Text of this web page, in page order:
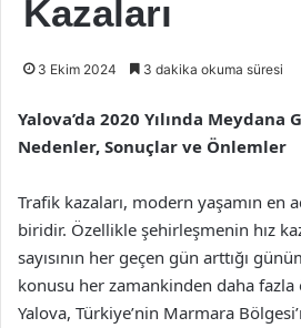
Kazaları
3 Ekim 2024 3 dakika okuma süresi
Yalova’da 2020 Yılında Meydana
Nedenler, Sonuçlar ve Önlemler
Trafik kazaları, modern yaşamın en
biridir. Özellikle şehirleşmenin hız
sayısının her geçen gün arttığı
konusu her zamankinden daha fazla
Yalova, Türkiye’nin Marmara